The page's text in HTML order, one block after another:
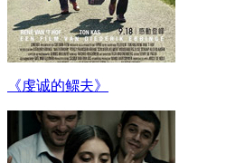
《虔诚的鳏夫》